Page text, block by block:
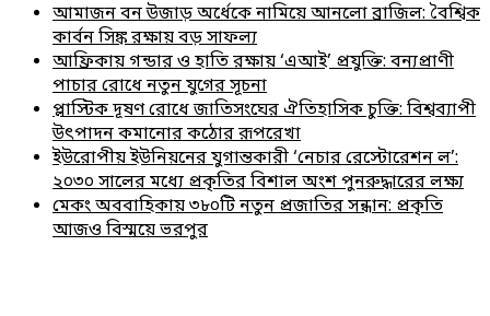
আমাজন বন উজাড় অর্ধেকে নামিয়ে আনলো ব্রাজিল: বৈশ্বিক
কার্বন সিঙ্ক রক্ষায় বড় সাফল্য
আফ্রিকায় গন্ডার ও হাতি রক্ষায় ‘এআই’ প্রযুক্তি: বন্যপ্রাণী
পাচার রোধে নতুন যুগের সূচনা
প্লাস্টিক দূষণ রোধে জাতিসংঘের ঐতিহাসিক চুক্তি: বিশ্বব্যাপী
উৎপাদন কমানোর কঠোর রূপরেখা
ইউরোপীয় ইউনিয়নের যুগান্তকারী ‘নেচার রেস্টোরেশন ল’:
২০৩০ সালের মধ্যে প্রকৃতির বিশাল অংশ পুনরুদ্ধারের লক্ষ্য
মেকং অববাহিকায় ৩৮০টি নতুন প্রজাতির সন্ধান: প্রকৃতি
আজও বিস্ময়ে ভরপুর